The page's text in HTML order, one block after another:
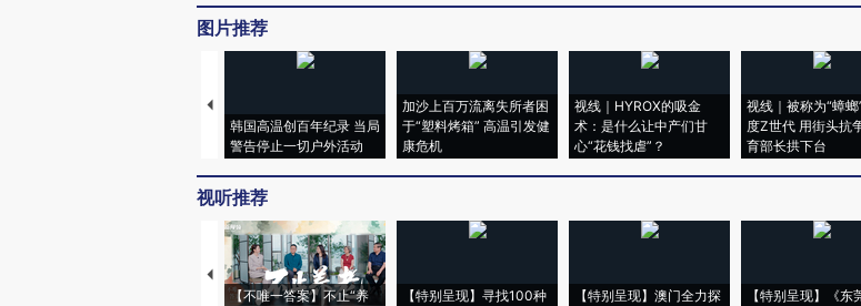
图片推荐
韩国高温创百年纪录 当局
警告停止一切户外活动
加沙上百万流离失所者困
于“塑料烤箱” 高温引发健
康危机
视线｜HYROX的吸金
术：是什么让中产们甘
心“花钱找虐”？
视线｜被称为“蟑螂
度Z世代 用街头抗
育部长拱下台
视听推荐
【不唯一答案】不止“养
【特别呈现】寻找100种
【特别呈现】澳门全力探
【特别呈现】《东